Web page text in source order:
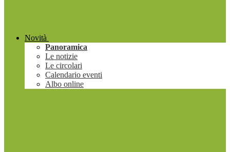
Novità
Panoramica
Le notizie
Le circolari
Calendario eventi
Albo online